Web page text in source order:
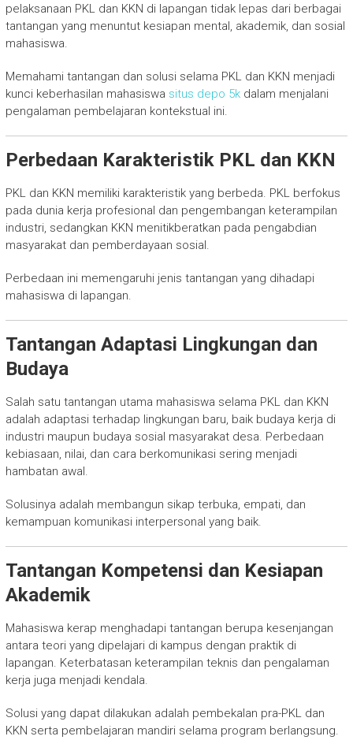
pelaksanaan PKL dan KKN di lapangan tidak lepas dari berbagai
tantangan yang menuntut kesiapan mental, akademik, dan sosial
mahasiswa.
Memahami tantangan dan solusi selama PKL dan KKN menjadi
kunci keberhasilan mahasiswa situs depo 5kdalam menjalani
pengalaman pembelajaran kontekstual ini.
Perbedaan Karakteristik PKL dan KKN
PKL dan KKN memiliki karakteristik yang berbeda. PKL berfokus
pada dunia kerja profesional dan pengembangan keterampilan
industri, sedangkan KKN menitikberatkan pada pengabdian
masyarakat dan pemberdayaan sosial.
Perbedaan ini memengaruhi jenis tantangan yang dihadapi
mahasiswa di lapangan.
Tantangan Adaptasi Lingkungan dan
Budaya
Salah satu tantangan utama mahasiswa selama PKL dan KKN
adalah adaptasi terhadap lingkungan baru, baik budaya kerja di
industri maupun budaya sosial masyarakat desa. Perbedaan
kebiasaan, nilai, dan cara berkomunikasi sering menjadi
hambatan awal.
Solusinya adalah membangun sikap terbuka, empati, dan
kemampuan komunikasi interpersonal yang baik.
Tantangan Kompetensi dan Kesiapan
Akademik
Mahasiswa kerap menghadapi tantangan berupa kesenjangan
antara teori yang dipelajari di kampus dengan praktik di
lapangan. Keterbatasan keterampilan teknis dan pengalaman
kerja juga menjadi kendala.
Solusi yang dapat dilakukan adalah pembekalan pra-PKL dan
KKN serta pembelajaran mandiri selama program berlangsung.